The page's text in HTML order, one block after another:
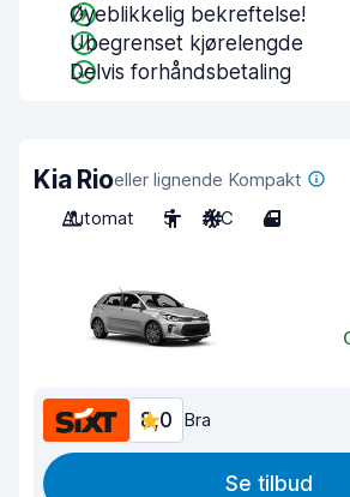
Øyeblikkelig bekreftelse!
Ubegrenset kjørelengde
Delvis forhåndsbetaling
Kia Rioeller lignende Kompakt
Automat
5 A/C 4
8,0 Bra
Se tilbud